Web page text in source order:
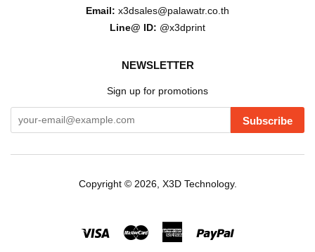
Email: x3dsales@palawatr.co.th
Line@ ID: @x3dprint
NEWSLETTER
Sign up for promotions
Subscribe
Copyright © 2026, X3D Technology.
Visa Master
American